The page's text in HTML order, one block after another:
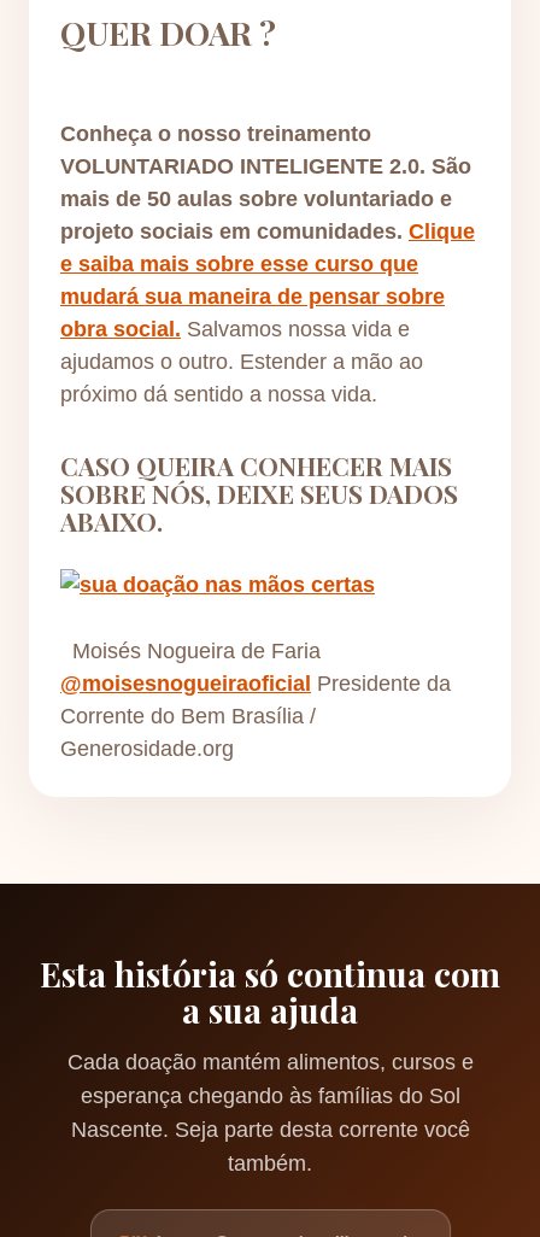
QUER DOAR ?
Conheça o nosso treinamento
VOLUNTARIADO INTELIGENTE 2.0. São
mais de 50 aulas sobre voluntariado e
projeto sociais em comunidades. Clique
e saiba mais sobre esse curso que
mudará sua maneira de pensar sobre
obra social. Salvamos nossa vida e
ajudamos o outro. Estender a mão ao
próximo dá sentido a nossa vida.
CASO QUEIRA CONHECER MAIS
SOBRE NÓS, DEIXE SEUS DADOS
ABAIXO.
Moisés Nogueira de Faria
@moisesnogueiraoficial Presidente da
Corrente do Bem Brasília /
Generosidade.org
Esta história só continua com
a sua ajuda
Cada doação mantém alimentos, cursos e
esperança chegando às famílias do Sol
Nascente. Seja parte desta corrente você
também.